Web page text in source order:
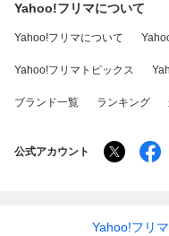
Yahoo!フリマについて
Yahoo!フリマについて
Yahoo!フリマトピックス
ブランド一覧 ランキング
公式アカウント
Yahoo!フリマ